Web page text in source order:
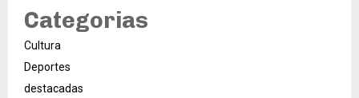
Categorias
Cultura
Deportes
destacadas